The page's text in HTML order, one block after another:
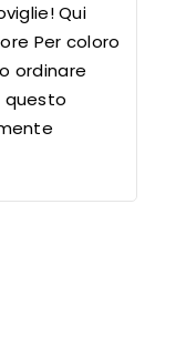
Qui
Per coloro
ordinare
questo